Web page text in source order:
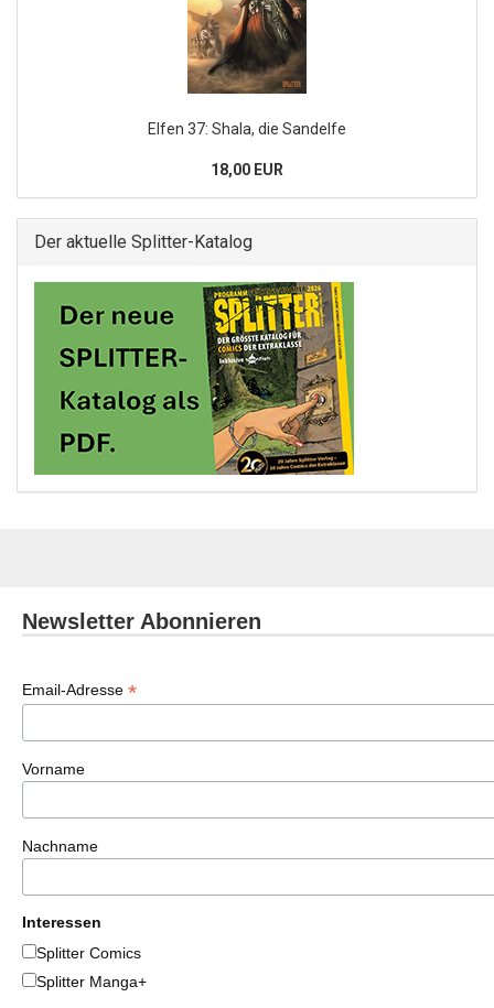
Elfen 37: Shala, die Sandelfe
18,00 EUR
Der aktuelle Splitter-Katalog
Newsletter Abonnieren
Email-Adresse *
Vorname
Nachname
Interessen
Splitter Comics
Splitter Manga+